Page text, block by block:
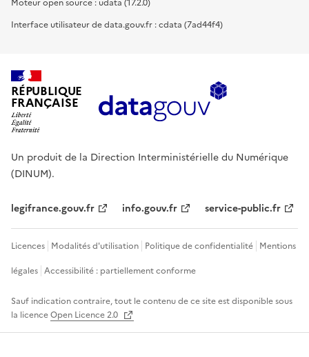
Moteur open source : udata (17.2.0)
Interface utilisateur de data.gouv.fr : cdata (7ad44f4)
RÉPUBLIQUE
FRANÇAISE
Un produit de la Direction Interministérielle du Numérique
(DINUM).
legifrance.gouv.fr info.gouv.fr service-public.fr
Licences Modalités d'utilisation Politique de confidentialité Mentions
légales Accessibilité : partiellement conforme
Sauf indication contraire, tout le contenu de ce site est disponible sous
la licenceOpen Licence 2.0